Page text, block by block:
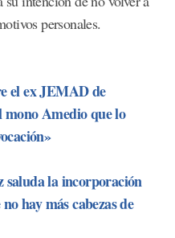
personales.
el ex JEMAD de
mono Amedio que lo
saluda la incorporación
hay más cabezas de